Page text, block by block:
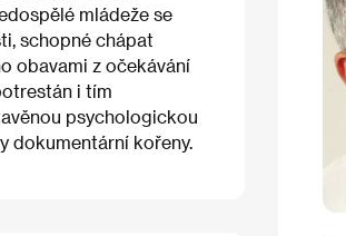
mládeže se
schopné chápat
obavami z očekávání
i tím
psychologickou
dokumentární kořeny.